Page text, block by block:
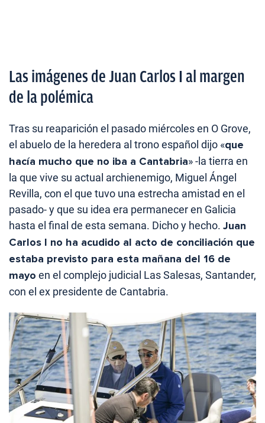
Las imágenes de Juan Carlos I al margen
de la polémica
Tras su reaparición el pasado miércoles en O Grove,
el abuelo de la heredera al trono español dijo «que
hacía mucho que no iba a Cantabria» -la tierra en
la que vive su actual archienemigo, Miguel Ángel
Revilla, con el que tuvo una estrecha amistad en el
pasado- y que su idea era permanecer en Galicia
hasta el final de esta semana. Dicho y hecho. Juan
Carlos I no ha acudido al acto de conciliación que
estaba previsto para esta mañana del 16 de
mayo en el complejo judicial Las Salesas, Santander,
con el ex presidente de Cantabria.